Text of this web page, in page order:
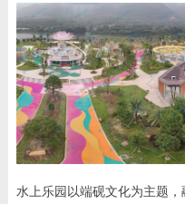
水上乐园以端砚文化为主题